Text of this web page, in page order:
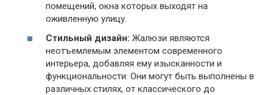
помещений, окна которых выходят на
оживленную улицу.
Стильный дизайн: Жалюзи являются
неотъемлемым элементом современного
интерьера, добавляя ему изысканности и
функциональности. Они могут быть выполнены в
различных стилях, от классического до